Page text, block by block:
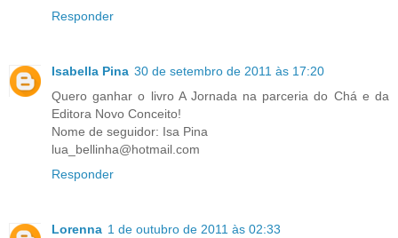
Responder
Isabella Pina 30 de setembro de 2011 às 17:20
Quero ganhar o livro A Jornada na parceria do Chá e da
Editora Novo Conceito!
Nome de seguidor: Isa Pina
lua_bellinha@hotmail.com
Responder
Lorenna 1 de outubro de 2011 às 02:33